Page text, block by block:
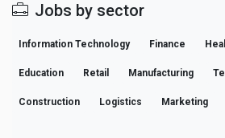
Jobs by sector
Information Technology Finance
Education Retail Manufacturing
Construction Logistics Marketing